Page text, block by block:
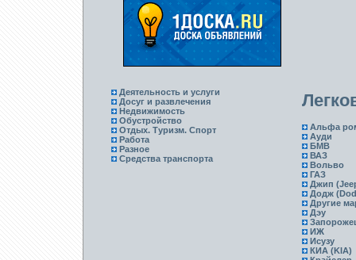
Деятельность и услуги
Досуг и развлечения
Недвижимость
Обустройство
Отдых. Туризм. Спорт
Работа
Разное
Средства транспорта
Альфа
Ауди
БМВ
ВАЗ
Вольво
ГАЗ
Джип
Додж
Другие
Дэу
ИЖ
Исузу
КИА (KIA)